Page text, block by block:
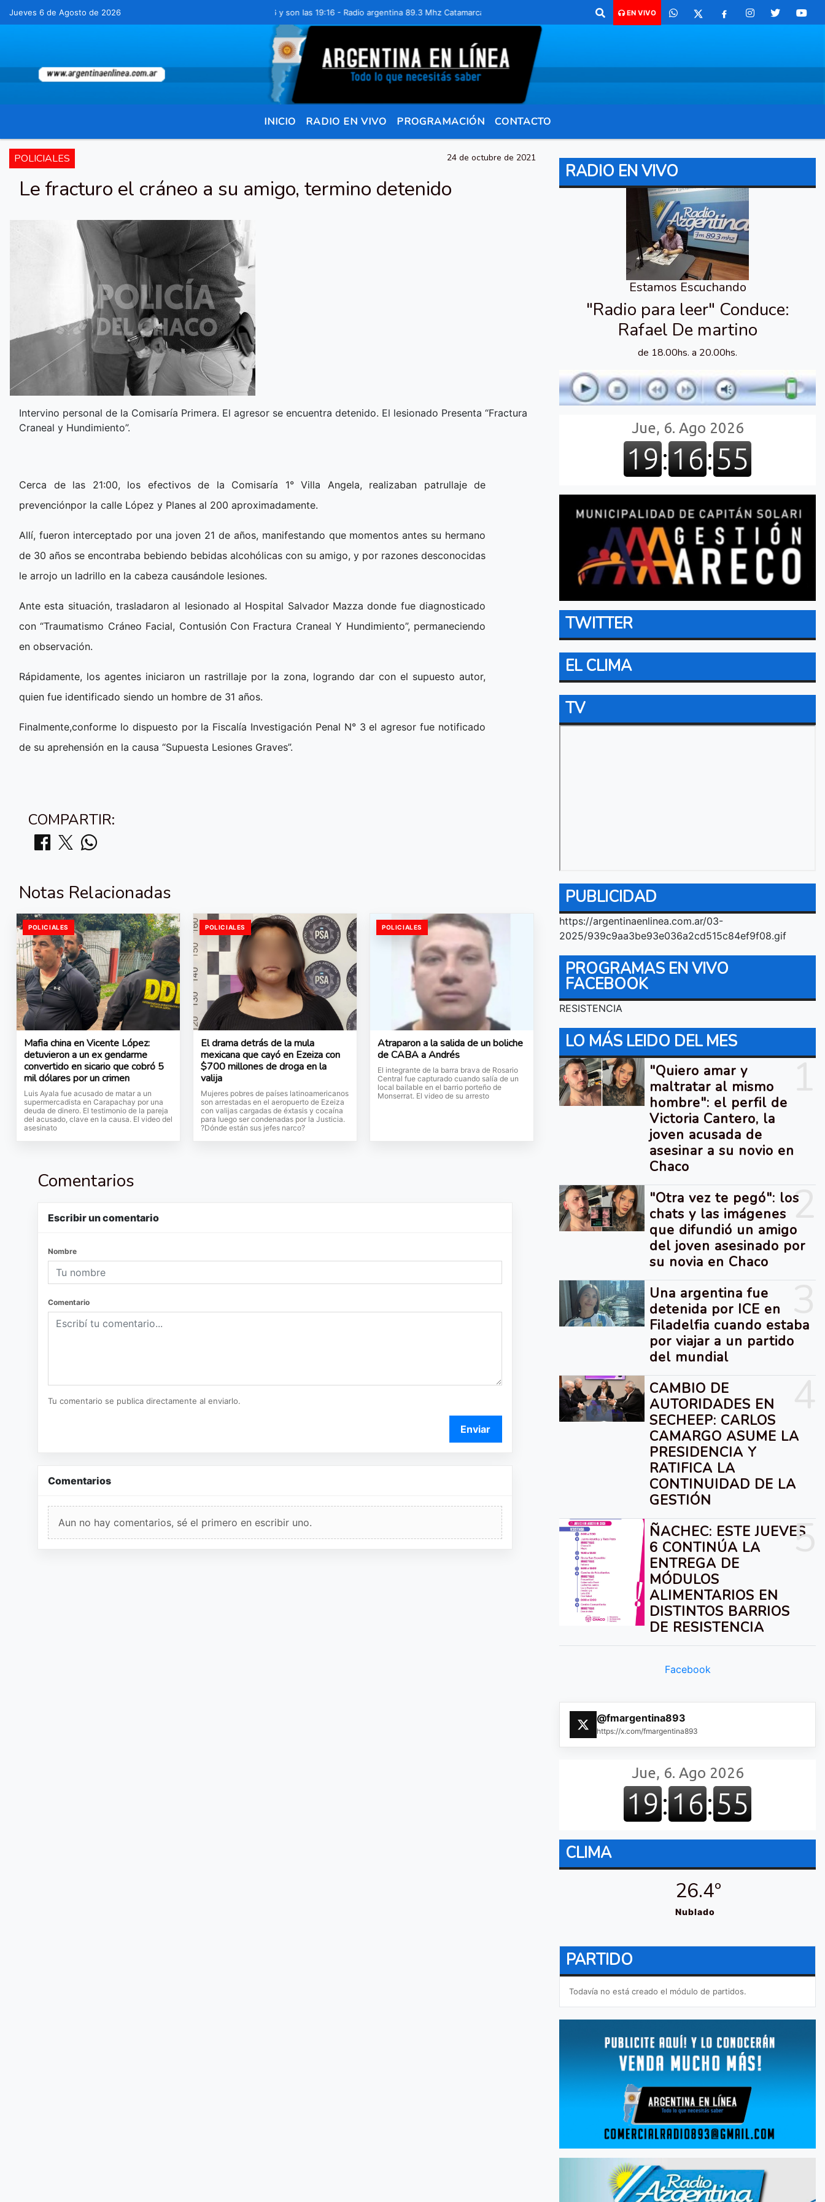
Jueves 6 de Agosto de 2026Hoy es Jueves 6 de Agosto de 2026 y son las 19:16 - Radio argentina 89.3 Mhz Catamarca 436 Resistencia Chaco para comunicarte 362 4879579 Radio argentina 89.3 Mhz Catamarca
EN VIVO
INICIO RADIO EN VIVO PROGRAMACIÓN CONTACTO
POLICIALES 24 de octubre de 2021
Le fracturo el cráneo a su amigo, termino detenido
Intervino personal de la Comisaría Primera. El agresor se encuentra detenido. El lesionado Presenta “Fractura
Craneal y Hundimiento”.
Cerca de las 21:00, los efectivos de la Comisaría 1° Villa Angela, realizaban patrullaje de
prevenciónpor la calle López y Planes al 200 aproximadamente.
Allí, fueron interceptado por una joven 21 de años, manifestando que momentos antes su hermano
de 30 años se encontraba bebiendo bebidas alcohólicas con su amigo, y por razones desconocidas
le arrojo un ladrillo en la cabeza causándole lesiones.
Ante esta situación, trasladaron al lesionado al Hospital Salvador Mazza donde fue diagnosticado
con “Traumatismo Cráneo Facial, Contusión Con Fractura Craneal Y Hundimiento”, permaneciendo
en observación.
Rápidamente, los agentes iniciaron un rastrillaje por la zona, logrando dar con el supuesto autor,
quien fue identificado siendo un hombre de 31 años.
Finalmente,conforme lo dispuesto por la Fiscalía Investigación Penal N° 3 el agresor fue notificado
de su aprehensión en la causa “Supuesta Lesiones Graves”.
COMPARTIR:
Notas Relacionadas
POLICIALES
Mafia china en Vicente López:
detuvieron a un ex gendarme
convertido en sicario que cobró 5
mil dólares por un crimen
Luis Ayala fue acusado de matar a un
supermercadista en Carapachay por una
deuda de dinero. El testimonio de la pareja
del acusado, clave en la causa. El video del
asesinato
POLICIALES
El drama detrás de la mula
mexicana que cayó en Ezeiza con
$700 millones de droga en la
valija
Mujeres pobres de países latinoamericanos
son arrestadas en el aeropuerto de Ezeiza
con valijas cargadas de éxtasis y cocaína
para luego ser condenadas por la Justicia.
?Dónde están sus jefes narco?
POLICIALES
Atraparon a la salida de un boliche
de CABA a Andrés
El integrante de la barra brava de Rosario
Central fue capturado cuando salía de un
local bailable en el barrio porteño de
Monserrat. El video de su arresto
Comentarios
Escribir un comentario
Nombre
Comentario
Tu comentario se publica directamente al enviarlo.
Enviar
Comentarios
Aun no hay comentarios, sé el primero en escribir uno.
RADIO EN VIVO
Estamos Escuchando
"Radio para leer" Conduce:
Rafael De martino
de 18.00hs. a 20.00hs.
TWITTER
EL CLIMA
TV
PUBLICIDAD
https://argentinaenlinea.com.ar/03-
2025/939c9aa3be93e036a2cd515c84ef9f08.gif
PROGRAMAS EN VIVO
FACEBOOK
RESISTENCIA
LO MÁS LEIDO DEL MES
"Quiero amar y
maltratar al mismo
hombre": el perfil de
Victoria Cantero, la
joven acusada de
asesinar a su novio en
Chaco
2
"Otra vez te pegó": los
chats y las imágenes
que difundió un amigo
del joven asesinado por
su novia en Chaco
Una argentina fue
detenida por ICE en
Filadelfia cuando estaba
por viajar a un partido
del mundial
CAMBIO DE
AUTORIDADES EN
SECHEEP: CARLOS
CAMARGO ASUME LA
PRESIDENCIA Y
RATIFICA LA
CONTINUIDAD DE LA
GESTIÓN
5
ÑACHEC: ESTE JUEVES
6 CONTINÚA LA
ENTREGA DE
MÓDULOS
ALIMENTARIOS EN
DISTINTOS BARRIOS
DE RESISTENCIA
Facebook
@fmargentina893
https://x.com/fmargentina893
CLIMA
26.4º
Nublado
PARTIDO
Todavía no está creado el módulo de partidos.